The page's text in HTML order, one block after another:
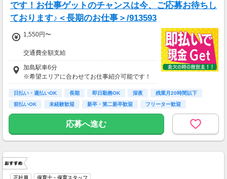
です！お仕事ゲットのチャンスは今、ご応募お待ちし
ております♪＜長期のお仕事＞/913593
1,550円〜
交通費全額支給
即払い制度有
加島駅車6分
※希望エリアに合わせてお仕事紹介可能です！
日払い・週払いOK 長期 即日勤務OK 深夜
残業月20時間以下
前払いOK
未経験歓迎 新卒・第二新卒歓迎 フリーター歓迎
応募へ進む
正社員 保育士・保育スタッフ